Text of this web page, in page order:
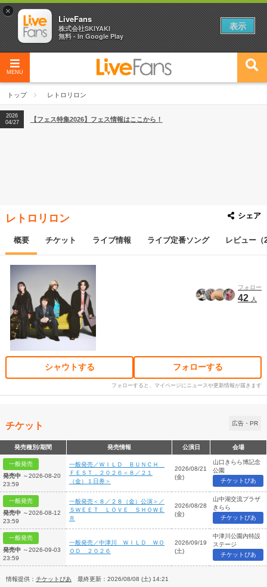
MENU
トップ レトロリロン
2026
04/27
2026
【ライブ動員ランキング】2026年上半期編発表！
2026
04/27
【フェス特集2026】フェス情報はここから！
レトロリロン シェア
概要 チケット ライブ情報 ライブ定番ソング レビュー（
フォロー
42 人
シャウトする フォローする
フォローすると、マイページにニュースや更新情報が届きます
チケット 広告・PR
発売種別/期間 発売情報 公演日 会場
一般発売
発売中 ～2026-08-20
23:59
一般発売／ＷＩＬＤ ＢＵＮＣＨ
ＦＥＳＴ．２０２６＜８／２１
（金）１日券＞
2026/08/21
(金)
山口きらら博記念
公園
チケットぴあ
一般発売
発売中 ～2026-08-12
23:59
一般発売＜８／２８（金）公演＞／
ＳＷＥＥＴ ＬＯＶＥ ＳＨＯＷＥ
Ｒ
2026/08/28
(金)
山中湖交流プラザ
きらら
チケットぴあ
一般発売
発売中 ～2026-09-03
23:59
一般発売／中津川 ＷＩＬＤ ＷＯ
ＯＤ ２０２６
2026/09/19
(土)
中津川公園内特設
ステージ
チケットぴあ
情報提供： チケットぴあ 最終更新：2026/08/08 (土) 14:21
×
LiveFans
株式会社SKIYAKI
無料 - In Google Play
表示